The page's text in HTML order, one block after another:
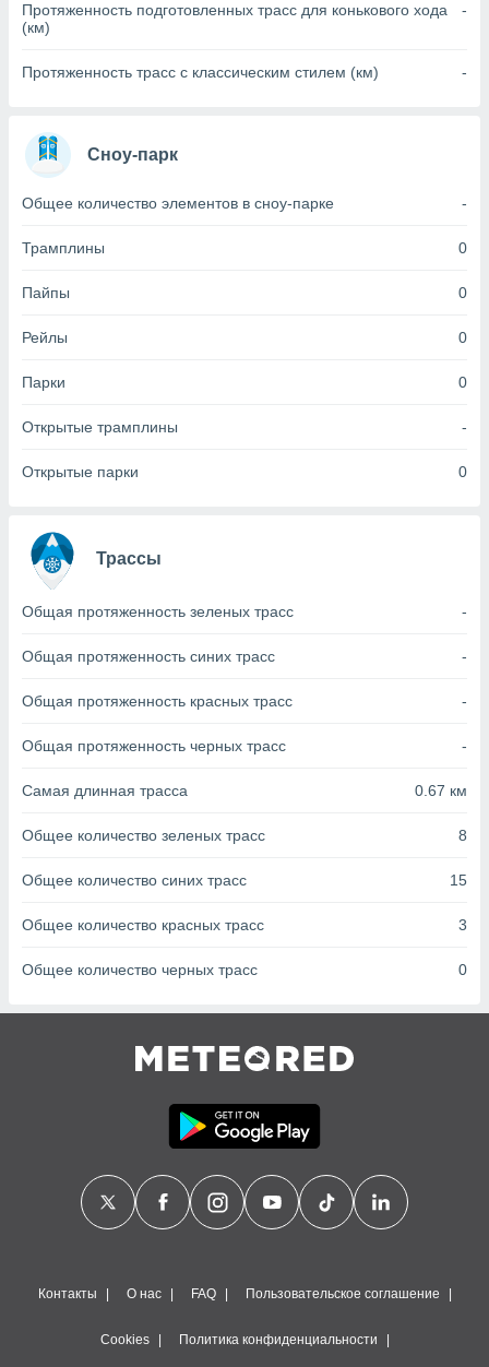
данных
выбора
помощью
из
данных
рекламы
сведения
1199
Протяженность подготовленных трасс для конькового хода
(км)
-
Протяженность трасс с классическим стилем (км) -
Сноу-парк
Общее количество элементов в сноу-парке -
Трамплины 0
Пайпы 0
Рейлы 0
Парки 0
Открытые трамплины -
Открытые парки 0
Трассы
Общая протяженность зеленых трасс -
Общая протяженность синих трасс -
Общая протяженность красных трасс -
Общая протяженность черных трасс -
Самая длинная трасса 0.67 км
Общее количество зеленых трасс 8
Общее количество синих трасс 15
Общее количество красных трасс 3
Общее количество черных трасс 0
Контакты О нас FAQ Пользовательское соглашение
Cookies Политика конфиденциальности